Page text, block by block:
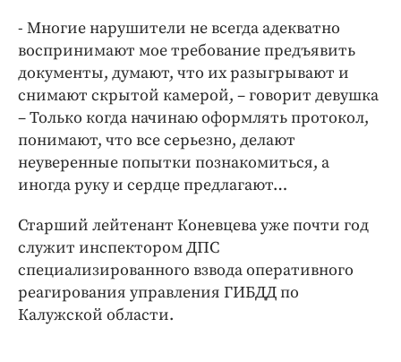
- Многие нарушители не всегда адекватно
воспринимают мое требование предъявить
документы, думают, что их разыгрывают и
снимают скрытой камерой, – говорит девушка
– Только когда начинаю оформлять протокол,
понимают, что все серьезно, делают
неуверенные попытки познакомиться, а
иногда руку и сердце предлагают…
Старший лейтенант Коневцева уже почти год
служит инспектором ДПС
специализированного взвода оперативного
реагирования управления ГИБДД по
Калужской области.